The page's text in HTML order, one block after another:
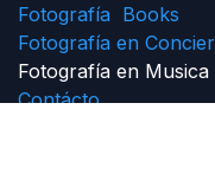
Fotografía Books
Fotografía en
Fotografía en Musica
Contácto